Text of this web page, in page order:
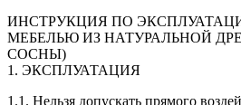
ИНСТРУКЦИЯ ПО
МЕБЕЛЬЮ ИЗ НАТУРАЛЬНОЙ
СОСНЫ)
1. ЭКСПЛУАТАЦИЯ
1.1. Нельзя допускать прямого